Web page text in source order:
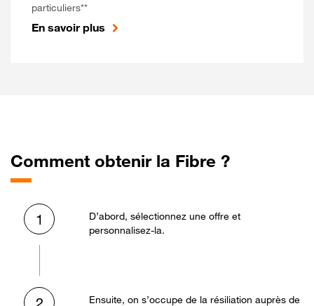
particuliers**
En savoir plus
Comment obtenir la Fibre ?
1
D’abord, sélectionnez une offre et
personnalisez-la.
Ensuite, on s’occupe de la résiliation auprès de